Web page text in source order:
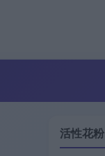
活性花粉